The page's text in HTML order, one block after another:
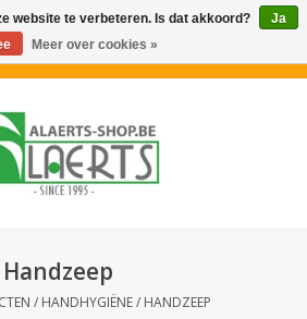
/ HANDHYGIËNE / HANDZEEP
website te verbeteren. Is dat akkoord?
Ja
Meer over cookies »